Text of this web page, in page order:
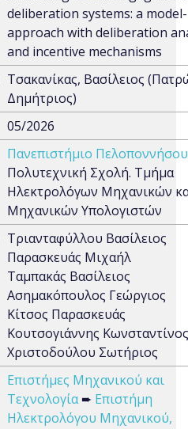
deliberation systems: a
approach with deliberation
and incentive mechanisms
Τσακανίκας, Βασίλειος
Δημήτριος)
05/2026
Πανεπιστήμιο Πελοποννήσου
Πολυτεχνική Σχολή. Τμήμα
Ηλεκτρολόγων Μηχανικών
Μηχανικών Υπολογιστών
Τριανταφύλλου Βασίλειος
Παρασκευάς Μιχαήλ
Ταμπακάς Βασίλειος
Ασημακόπουλος Γεώργιος
Κίτσος Παρασκευάς
Κουτσογιάννης Κωνσταντίνος
Χριστοδούλου Σωτήριος
Επιστήμες Μηχανικού και
Τεχνολογία➨ Επιστήμη
Ηλεκτρολόγου Μηχανικού,